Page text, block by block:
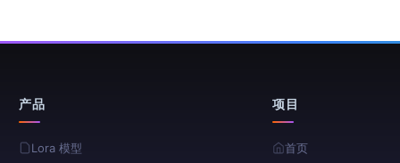
产品
Lora 模型
项目
首页